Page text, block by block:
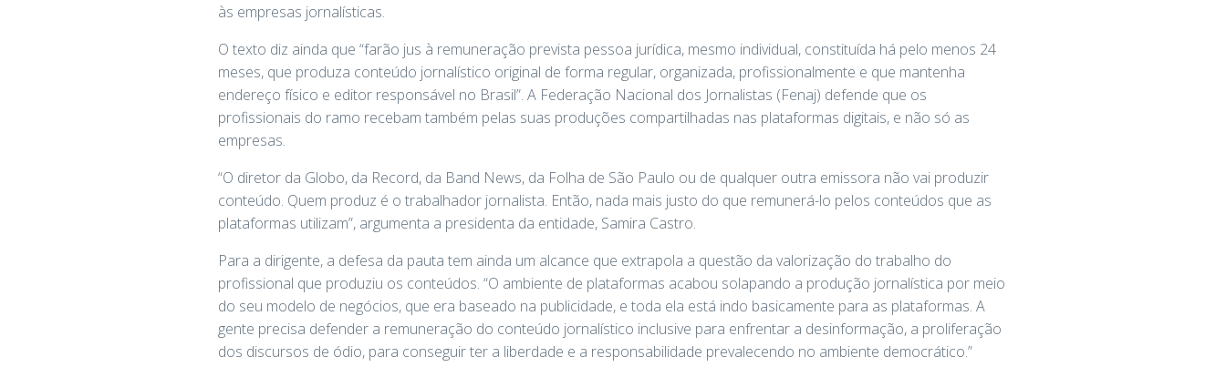
às empresas jornalísticas.
O texto diz ainda que “farão jus à remuneração prevista pessoa jurídica, mesmo individual, constituída há pelo menos 24
meses, que produza conteúdo jornalístico original de forma regular, organizada, profissionalmente e que mantenha
endereço físico e editor responsável no Brasil”. A Federação Nacional dos Jornalistas (Fenaj) defende que os
profissionais do ramo recebam também pelas suas produções compartilhadas nas plataformas digitais, e não só as
empresas.
“O diretor da Globo, da Record, da Band News, da Folha de São Paulo ou de qualquer outra emissora não vai produzir
conteúdo. Quem produz é o trabalhador jornalista. Então, nada mais justo do que remunerá-lo pelos conteúdos que as
plataformas utilizam”, argumenta a presidenta da entidade, Samira Castro.
Para a dirigente, a defesa da pauta tem ainda um alcance que extrapola a questão da valorização do trabalho do
profissional que produziu os conteúdos. “O ambiente de plataformas acabou solapando a produção jornalística por meio
do seu modelo de negócios, que era baseado na publicidade, e toda ela está indo basicamente para as plataformas. A
gente precisa defender a remuneração do conteúdo jornalístico inclusive para enfrentar a desinformação, a proliferação
dos discursos de ódio, para conseguir ter a liberdade e a responsabilidade prevalecendo no ambiente democrático.”